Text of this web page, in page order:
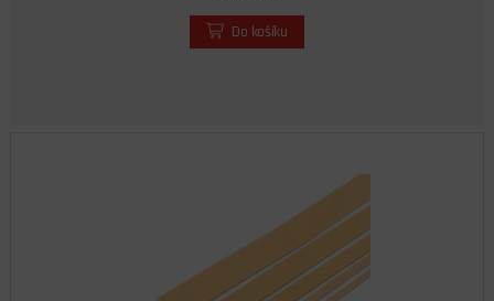
Do košíku